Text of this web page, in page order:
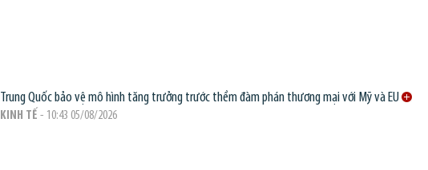
Trung Quốc bảo vệ mô hình tăng trưởng trước thềm đàm phán thương mại với Mỹ và EU
KINH TẾ - 10:43 05/08/2026